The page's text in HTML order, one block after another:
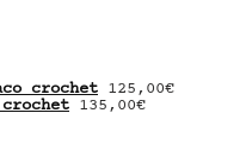
crochet 125,00€
135,00€